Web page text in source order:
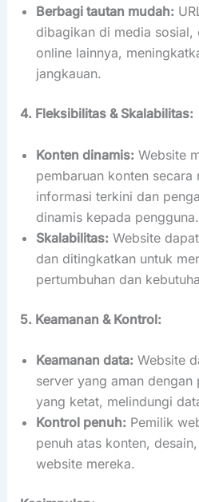
Berbagi tautan mudah:
dibagikan di media
online lainnya,
jangkauan.
4. Fleksibilitas & Skalabilitas:
Konten dinamis: Website
pembaruan konten
informasi terkini dan
dinamis kepada pengguna.
Skalabilitas: Website
dan ditingkatkan untuk
pertumbuhan dan
5. Keamanan & Kontrol:
Keamanan data: Website
server yang aman
yang ketat, melindungi
Kontrol penuh: Pemilik
penuh atas konten,
website mereka.